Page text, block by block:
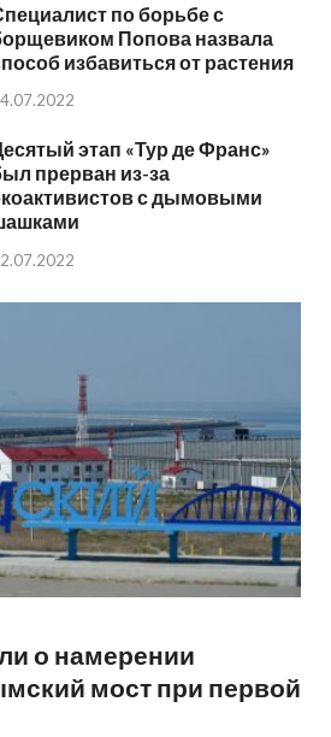
по борьбе с
Попова назвала
избавиться от растения
этап «Тур де Франс»
прерван из-за
с дымовыми
о намерении
мост при первой